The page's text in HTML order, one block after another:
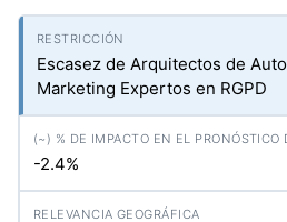
Escasez de Arquitectos de
Marketing Expertos en RGPD
-2.4%